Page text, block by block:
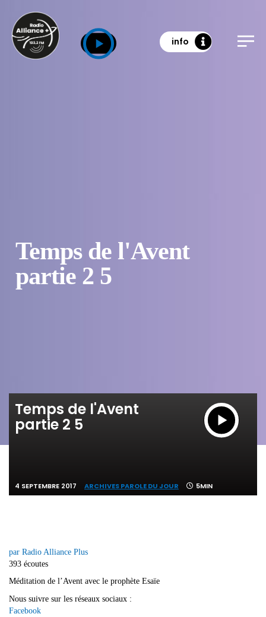
info
Temps de l'Avent
partie 2 5
Temps de l'Avent
partie 2 5
4 SEPTEMBRE 2017 ARCHIVES PAROLE DU JOUR 5MIN
par Radio Alliance Plus
393 écoutes
Méditation de l’Avent avec le prophète Esaïe
Nous suivre sur les réseaux sociaux :
Facebook